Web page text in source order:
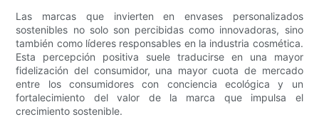
Las marcas que invierten en envases personalizados
sostenibles no solo son percibidas como innovadoras, sino
también como líderes responsables en la industria cosmética.
Esta percepción positiva suele traducirse en una mayor
fidelización del consumidor, una mayor cuota de mercado
entre los consumidores con conciencia ecológica y un
fortalecimiento del valor de la marca que impulsa el
crecimiento sostenible.